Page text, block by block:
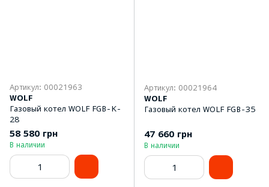
Артикул: 00021963
WOLF
Газовый котел WOLF FGB-K-
28
58 580 грн
В наличии
Артикул: 00021964
WOLF
Газовый котел WOLF FGB-35
47 660 грн
В наличии